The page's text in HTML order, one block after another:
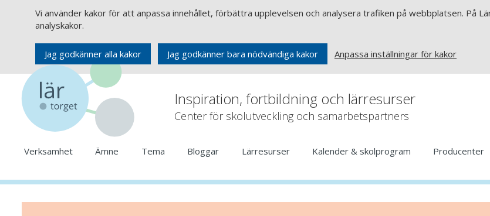
Vi använder kakor för att anpassa innehållet, förbättra upplevelsen och analysera trafiken på webbplatsen. På
analyskakor.
Jag godkänner alla kakor Jag godkänner bara nödvändiga kakor Anpassa inställningar för kakor
Inspiration, fortbildning och lärresurser
Center för skolutveckling och samarbetspartners
Verksamhet Ämne Tema Bloggar Lärresurser Kalender & skolprogram Producenter